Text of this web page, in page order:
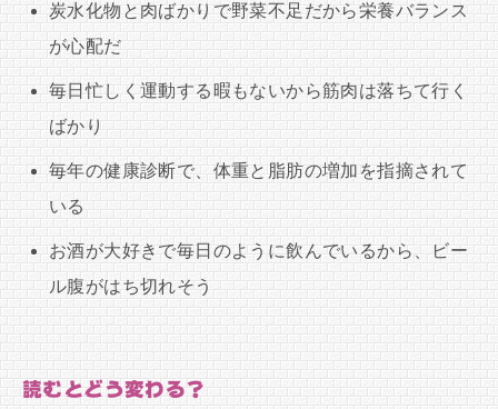
炭水化物と肉ばかりで野菜不足だから栄養バランス
が心配だ
毎日忙しく運動する暇もないから筋肉は落ちて行く
ばかり
毎年の健康診断で、体重と脂肪の増加を指摘されて
いる
お酒が大好きで毎日のように飲んでいるから、ビー
ル腹がはち切れそう
読むとどう変わる？